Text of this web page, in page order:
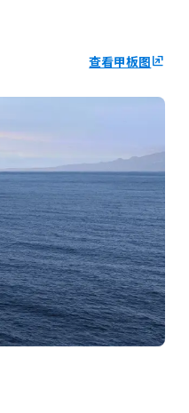
查看甲板图ungroup